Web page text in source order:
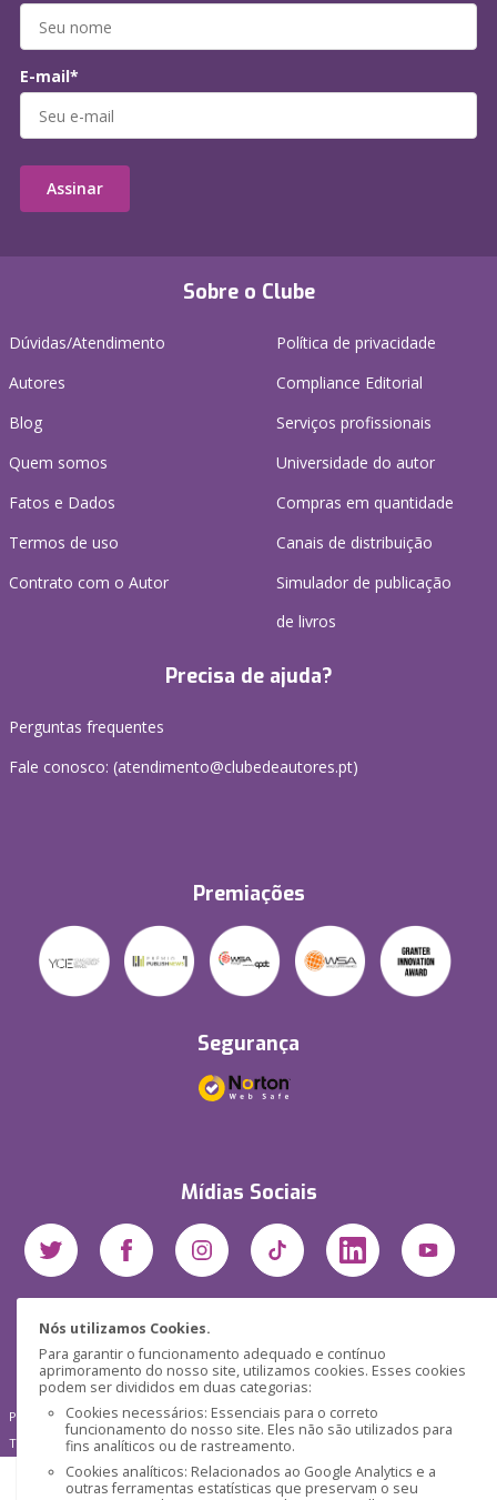
Nós utilizamos Cookies.
Para garantir o funcionamento adequado e contínuo
aprimoramento do nosso site, utilizamos cookies. Esses cookies
podem ser divididos em duas categorias:
Cookies necessários: Essenciais para o correto
funcionamento do nosso site. Eles não são utilizados para
fins analíticos ou de rastreamento.
Cookies analíticos: Relacionados ao Google Analytics e a
outras ferramentas estatísticas que preservam o seu
Sobre o Clube
Dúvidas/Atendimento
Autores
Blog
Quem somos
Fatos e Dados
Termos de uso
Contrato com o Autor
Política de privacidade
Compliance Editorial
Serviços profissionais
Universidade do autor
Compras em quantidade
Canais de distribuição
Simulador de publicação
de livros
Precisa de ajuda?
Perguntas frequentes
Fale conosco: (atendimento@clubedeautores.pt)
Premiações
Segurança
Mídias Sociais
E-mail*
Assinar
Pensática Lda., Número de Identificação Fiscal 517215560
Travessa de São Pedro, n° 8 - Lisboa - Portugal 1200-432